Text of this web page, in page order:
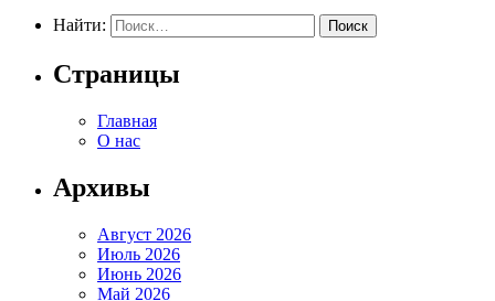
Найти:
Страницы
Главная
О нас
Архивы
Август 2026
Июль 2026
Июнь 2026
Май 2026